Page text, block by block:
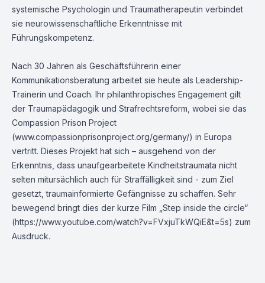
systemische Psychologin und Traumatherapeutin verbindet
sie neurowissenschaftliche Erkenntnisse mit
Führungskompetenz.
Nach 30 Jahren als Geschäftsführerin einer
Kommunikationsberatung arbeitet sie heute als Leadership-
Trainerin und Coach. Ihr philanthropisches Engagement gilt
der Traumapädagogik und Strafrechtsreform, wobei sie das
Compassion Prison Project
(www.compassionprisonproject.org/germany/) in Europa
vertritt. Dieses Projekt hat sich – ausgehend von der
Erkenntnis, dass unaufgearbeitete Kindheitstraumata nicht
selten mitursächlich auch für Straffälligkeit sind - zum Ziel
gesetzt, traumainformierte Gefängnisse zu schaffen. Sehr
bewegend bringt dies der kurze Film „Step inside the circle“
(https://www.youtube.com/watch?v=FVxjuTkWQiE&t=5s) zum
Ausdruck.